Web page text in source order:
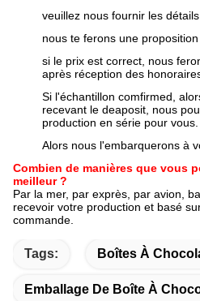
veuillez nous fournir les
nous te ferons une proposition
si le prix est correct, nous
après réception des
Si l'échantillon comfirmed,
recevant le deaposit, nous
production en série pour vous.
Alors nous l'embarquerons à
Combien de manières que vous
meilleur ?
Par la mer, par exprès, par avion,
recevoir votre production et basé
commande.
Tags: Boîtes À
Emballage De Boîte À